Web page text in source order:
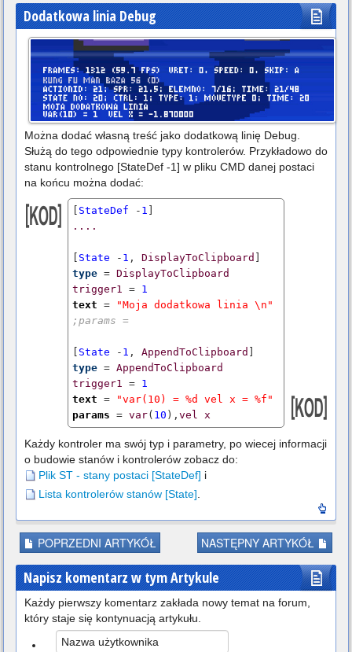
Dodatkowa linia Debug
Można dodać własną treść jako dodatkową linię Debug.
Służą do tego odpowiednie typy kontrolerów. Przykładowo do
stanu kontrolnego [StateDef -1] w pliku CMD danej postaci
na końcu można dodać:
StateDef - 1
....
State - 1 , DisplayToClipboard
type = DisplayToClipboard
trigger1 = 1
text =
"Moja dodatkowa linia \n"
;params =
State - 1 , AppendToClipboard
type = AppendToClipboard
trigger1 = 1
text =
"var(10) = %d vel x = %f"
params = var( 10 ), vel x
Każdy kontroler ma swój typ i parametry, po wiecej informacji
o budowie stanów i kontrolerów zobacz do:
Plik ST - stany postaci [StateDef] i
Lista kontrolerów stanów [State]
POPRZEDNI ARTYKÓŁ NASTĘPNY ARTYKÓŁ
Napisz komentarz w tym Artykule
Każdy pierwszy komentarz zakłada nowy temat na forum,
który staje się kontynuacją artykułu.